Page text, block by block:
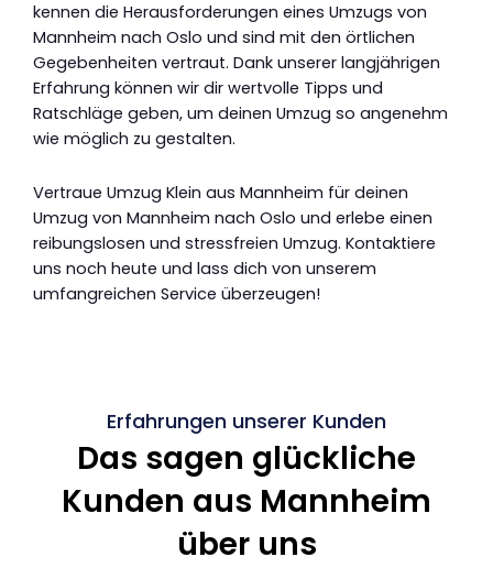
kennen die Herausforderungen eines Umzugs von
Mannheim nach Oslo und sind mit den örtlichen
Gegebenheiten vertraut. Dank unserer langjährigen
Erfahrung können wir dir wertvolle Tipps und
Ratschläge geben, um deinen Umzug so angenehm
wie möglich zu gestalten.
Vertraue Umzug Klein aus Mannheim für deinen
Umzug von Mannheim nach Oslo und erlebe einen
reibungslosen und stressfreien Umzug. Kontaktiere
uns noch heute und lass dich von unserem
umfangreichen Service überzeugen!
Erfahrungen unserer Kunden
Das sagen glückliche
Kunden aus Mannheim
über uns